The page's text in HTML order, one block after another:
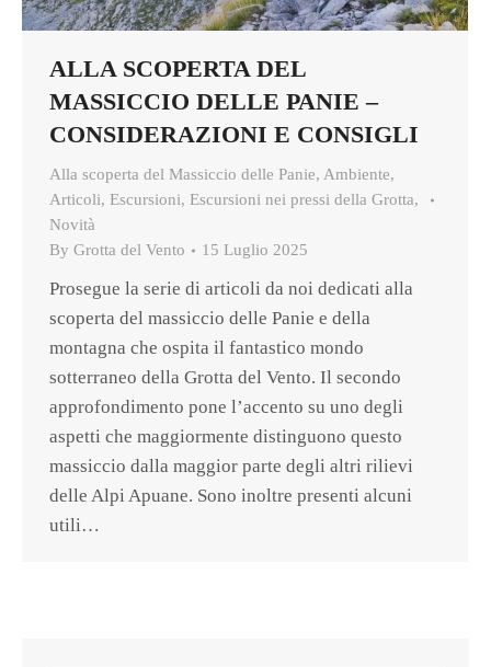
ALLA SCOPERTA DEL
MASSICCIO DELLE PANIE –
CONSIDERAZIONI E CONSIGLI
Alla scoperta del Massiccio delle Panie, Ambiente,
Articoli, Escursioni, Escursioni nei pressi della Grotta,
Novità
By Grotta del Vento 15 Luglio 2025
Prosegue la serie di articoli da noi dedicati alla
scoperta del massiccio delle Panie e della
montagna che ospita il fantastico mondo
sotterraneo della Grotta del Vento. Il secondo
approfondimento pone l’accento su uno degli
aspetti che maggiormente distinguono questo
massiccio dalla maggior parte degli altri rilievi
delle Alpi Apuane. Sono inoltre presenti alcuni
utili…